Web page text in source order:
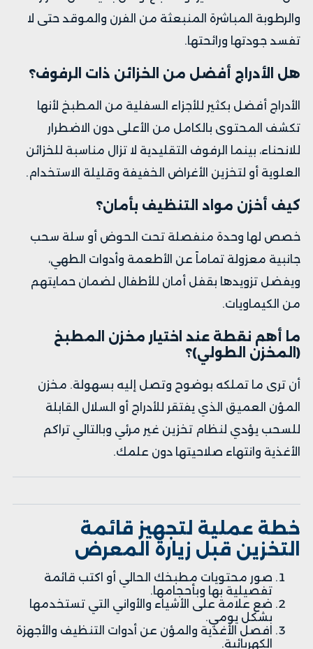
والرطوبة المباشرة المنبعثة من الفرن والموقد حتى لا
تفسد جودتها ورائحتها.
هل الأدراج أفضل من الخزائن ذات الرفوف؟
الأدراج أفضل بكثير للأجزاء السفلية من المطبخ لأنها
تكشف المحتوى بالكامل من الأعلى دون الاضطرار
للانحناء، بينما الرفوف التقليدية لا تزال مناسبة للخزائن
العلوية أو لتخزين الأغراض الخفيفة وقليلة الاستخدام.
كيف أخزن مواد التنظيف بأمان؟
خصص لها وحدة منفصلة تحت الحوض أو سلة سحب
جانبية معزولة تماماً عن الأطعمة وأدوات الطهي،
ويفضل تزويدها بقفل أمان للأطفال لضمان حمايتهم
من الكيماويات.
ما أهم نقطة عند اختيار مخزن المطبخ
(المخزن الطولي)؟
أن ترى ما تملكه بوضوح وتصل إليه بسهولة. مخزن
المؤن العميق الذي يفتقر للأدراج أو السلال القابلة
للسحب يؤدي لنظام تخزين غير مرئي وبالتالي تراكم
الأغذية وانتهاء صلاحيتها دون علمك.
خطة عملية لتجهيز قائمة
التخزين قبل زيارة المعرض
صور محتويات مطبخك الحالي أو اكتب قائمة
تفصيلية بها وبأحجامها.
ضع علامة على الأشياء والأواني التي تستخدمها
بشكل يومي.
افصل الأغذية والمؤن عن أدوات التنظيف والأجهزة
الكهربائية.